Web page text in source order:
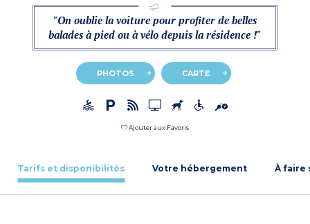
"On oublie la voiture pour profiter de belles
balades à pied ou à vélo depuis la résidence !"
PHOTOS CARTE
Ajouter aux Favoris
Tarifs et disponibilités Votre hébergement À faire